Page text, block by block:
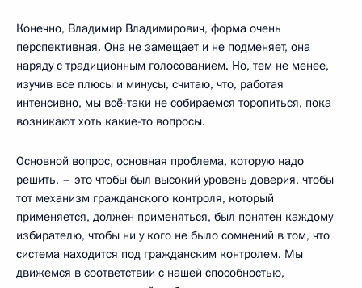
Конечно, Владимир Владимирович, форма очень
перспективная. Она не замещает и не подменяет, она
наряду с традиционным голосованием. Но, тем не менее,
изучив все плюсы и минусы, считаю, что, работая
интенсивно, мы всё-таки не собираемся торопиться, пока
возникают хоть какие-то вопросы.
Основной вопрос, основная проблема, которую надо
решить, – это чтобы был высокий уровень доверия, чтобы
тот механизм гражданского контроля, который
применяется, должен применяться, был понятен каждому
избирателю, чтобы ни у кого не было сомнений в том, что
система находится под гражданским контролем. Мы
движемся в соответствии с нашей способностью,